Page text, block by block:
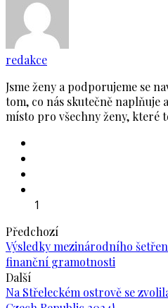
redakce
Jsme ženy a podporujeme se
tom, co nás skutečně naplňuje
místo pro všechny ženy, které
1
Předchozí
Výsledky mezinárodního
finanční gramotnosti
Další
Na Střeleckém ostrově se